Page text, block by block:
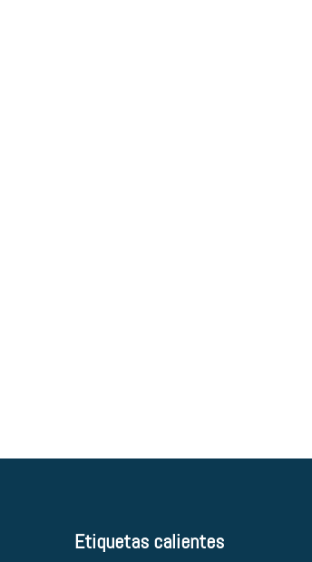
Etiquetas calientes